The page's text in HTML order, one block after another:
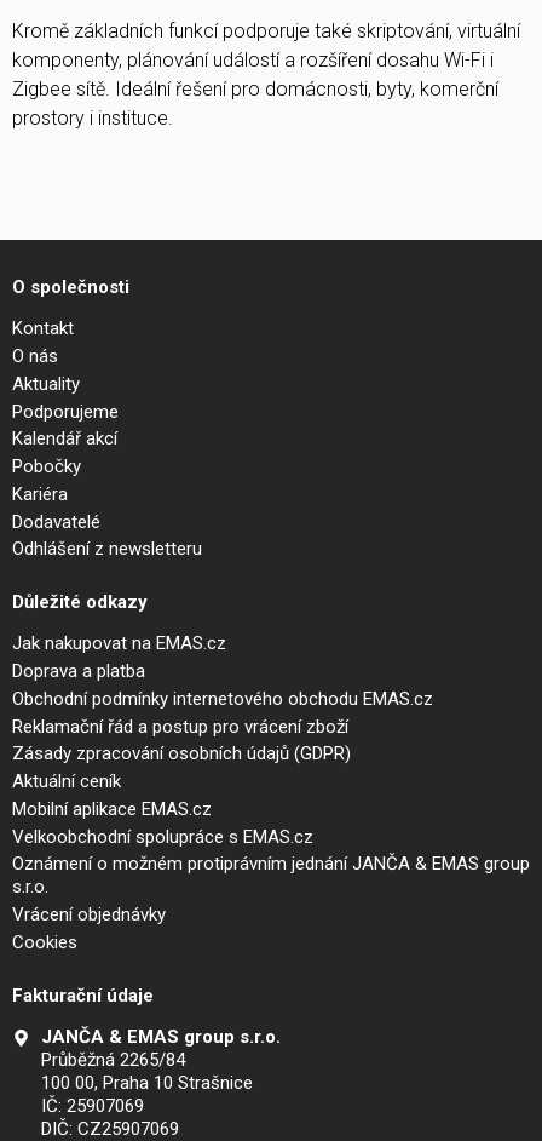
Kromě základních funkcí podporuje také skriptování, virtuální
komponenty, plánování událostí a rozšíření dosahu Wi-Fi i
Zigbee sítě. Ideální řešení pro domácnosti, byty, komerční
prostory i instituce.
O společnosti
Kontakt
O nás
Aktuality
Podporujeme
Kalendář akcí
Pobočky
Kariéra
Dodavatelé
Odhlášení z newsletteru
Důležité odkazy
Jak nakupovat na EMAS.cz
Doprava a platba
Obchodní podmínky internetového obchodu EMAS.cz
Reklamační řád a postup pro vrácení zboží
Zásady zpracování osobních údajů (GDPR)
Aktuální ceník
Mobilní aplikace EMAS.cz
Velkoobchodní spolupráce s EMAS.cz
Oznámení o možném protiprávním jednání JANČA & EMAS group
s.r.o.
Vrácení objednávky
Cookies
Fakturační údaje
JANČA & EMAS group s.r.o.
Průběžná 2265/84
100 00, Praha 10 Strašnice
IČ: 25907069
DIČ: CZ25907069